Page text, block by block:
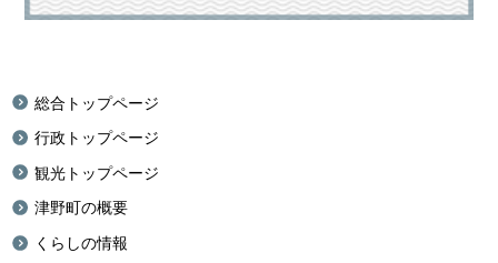
総合トップページ
行政トップページ
観光トップページ
津野町の概要
くらしの情報